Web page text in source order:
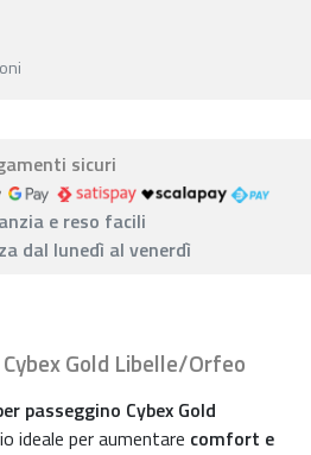
sicuri
e reso facili
dal lunedì al venerdì
Gold Libelle/Orfeo
passeggino Cybex Gold
ideale per aumentare comfort e